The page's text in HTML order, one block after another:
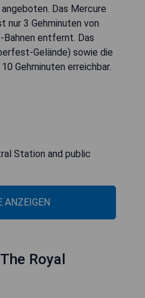
Das Mercure
nur 3 Gehminuten von
Bahnen entfernt. Das
Gelände) sowie die
Gehminuten erreichbar.
Station and public
ANZEIGEN
Royal